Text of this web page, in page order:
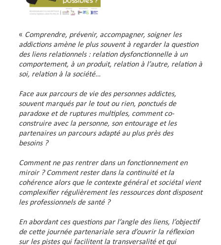
« Comprendre, prévenir, accompagner, soigner les
addictions amène le plus souvent à regarder la question
des liens relationnels : relation dysfonctionnelle à un
comportement, à un produit, relation à l’autre, relation à
soi, relation à la société…
Face aux parcours de vie des personnes addictes,
souvent marqués par le tout ou rien, ponctués de
paradoxe et de ruptures multiples, comment co-
construire avec la personne, son entourage et les
partenaires un parcours adapté au plus près des
besoins ?
Comment ne pas rentrer dans un fonctionnement en
miroir ? Comment rester dans la continuité et la
cohérence alors que le contexte général et sociétal vient
complexifier régulièrement les ressources dont disposent
les professionnels de santé ?
En abordant ces questions par l’angle des liens, l’objectif
de cette journée partenariale sera d’ouvrir la réflexion
sur les pistes qui facilitent la transversalité et qui